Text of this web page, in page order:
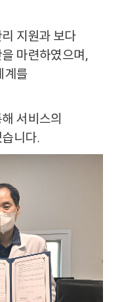
지원과 보다
마련하였으며,
계를
서비스의
니다.